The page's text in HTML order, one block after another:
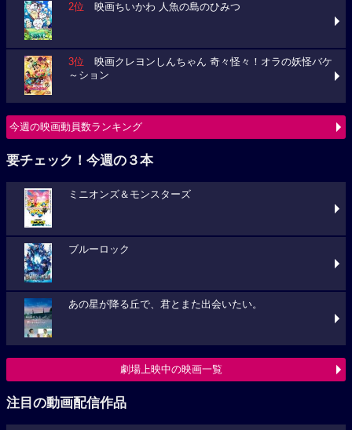
2位 映画ちいかわ 人魚の島のひみつ
3位 映画クレヨンしんちゃん 奇々怪々！オラの妖怪バケ
～ション
今週の映画動員数ランキング
要チェック！今週の３本
ミニオンズ＆モンスターズ
ブルーロック
あの星が降る丘で、君とまた出会いたい。
劇場上映中の映画一覧
注目の動画配信作品